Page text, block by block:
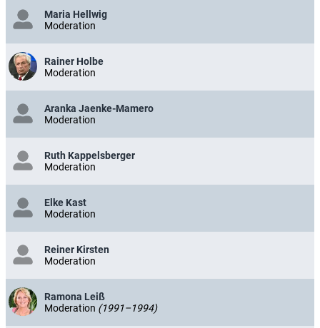
Maria Hellwig
Moderation
Rainer Holbe
Moderation
Aranka Jaenke-Mamero
Moderation
Ruth Kappelsberger
Moderation
Elke Kast
Moderation
Reiner Kirsten
Moderation
Ramona Leiß
Moderation (1991–1994)